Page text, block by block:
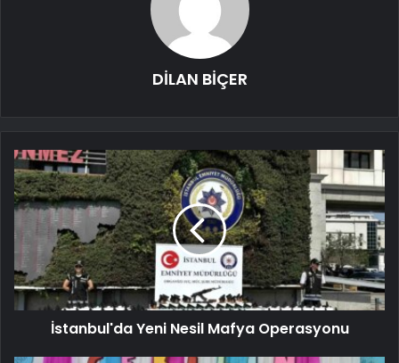
DİLAN BİÇER
İstanbul'da Yeni Nesil Mafya Operasyonu